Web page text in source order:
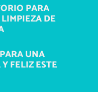
PARA
DE
UNA
FELIZ ESTE